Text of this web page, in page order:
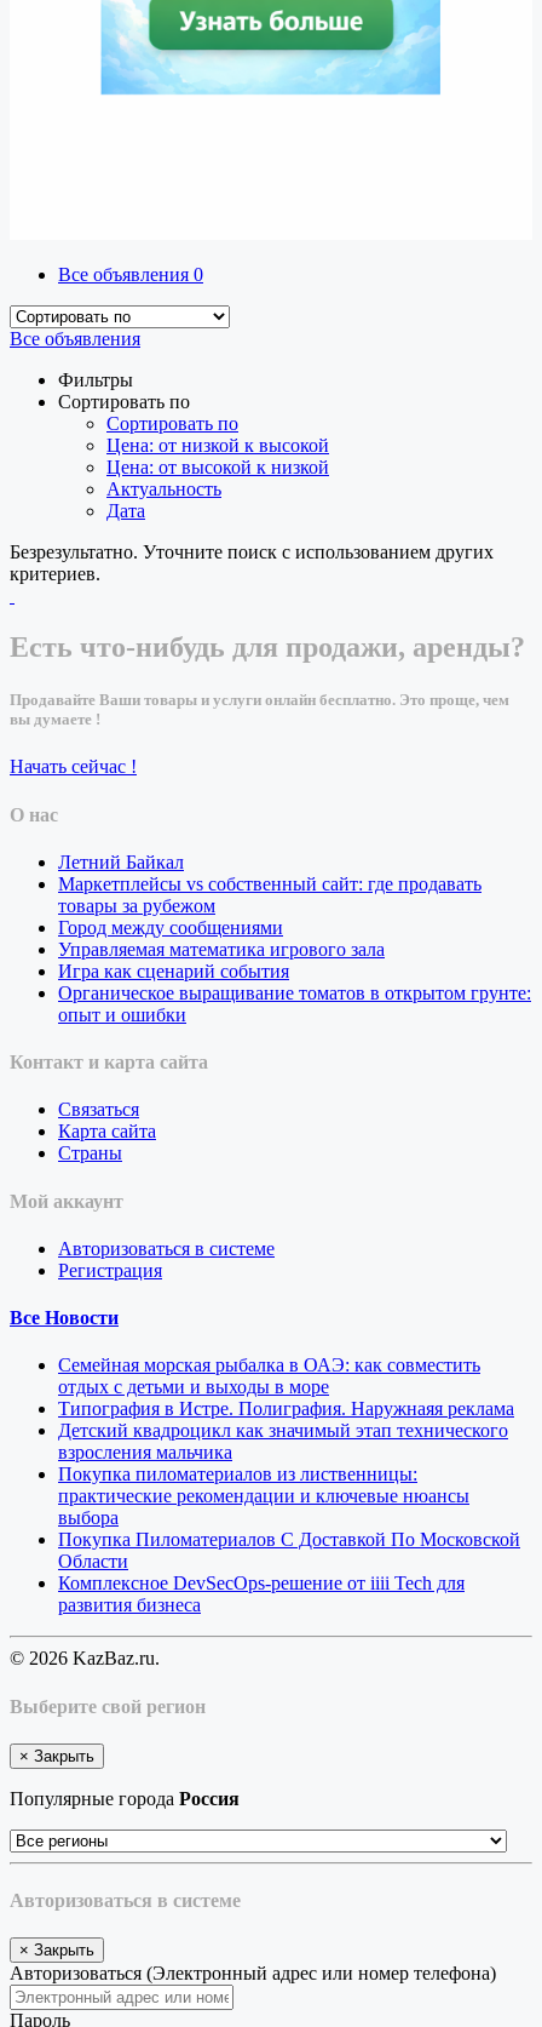
Все объявления 0
Все объявления
Фильтры
Сортировать по
Сортировать по
Цена: от низкой к высокой
Цена: от высокой к низкой
Актуальность
Дата
Безрезультатно. Уточните поиск с использованием других
критериев.
Есть что-нибудь для продажи, аренды?
Продавайте Ваши товары и услуги онлайн бесплатно. Это проще, чем
вы думаете !
Начать сейчас !
О нас
Летний Байкал
Маркетплейсы vs собственный сайт: где продавать
товары за рубежом
Город между сообщениями
Управляемая математика игрового зала
Игра как сценарий события
Органическое выращивание томатов в открытом грунте:
опыт и ошибки
Контакт и карта сайта
Связаться
Карта сайта
Страны
Мой аккаунт
Авторизоваться в системе
Регистрация
Все Новости
Семейная морская рыбалка в ОАЭ: как совместить
отдых с детьми и выходы в море
Типография в Истре. Полиграфия. Наружнаяя реклама
Детский квадроцикл как значимый этап технического
взросления мальчика
Покупка пиломатериалов из лиственницы:
практические рекомендации и ключевые нюансы
выбора
Покупка Пиломатериалов С Доставкой По Московской
Области
Комплексное DevSecOps-решение от iiii Tech для
развития бизнеса
© 2026 KazBaz.ru.
Выберите свой регион
× Закрыть
Популярные города Россия
Авторизоваться в системе
× Закрыть
Авторизоваться (Электронный адрес или номер телефона)
Пароль